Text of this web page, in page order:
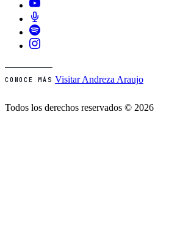
CONOCE MÁS Visitar Andreza Araujo
Todos los derechos reservados © 2026